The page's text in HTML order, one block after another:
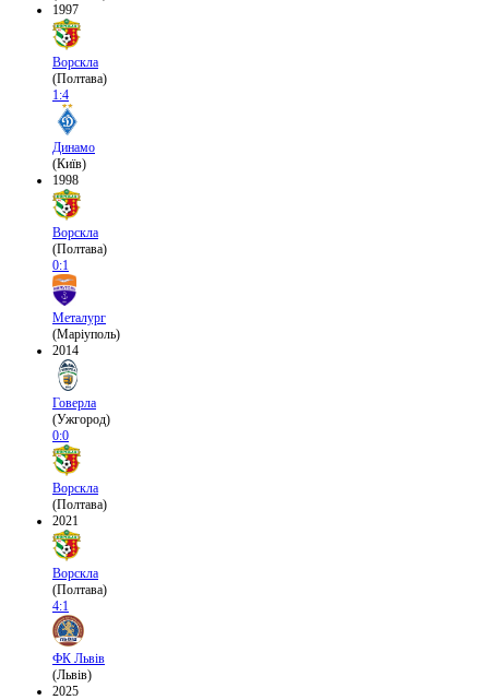
1997
Ворскла
(Полтава)
1:4
Динамо
(Київ)
1998
Ворскла
(Полтава)
0:1
Металург
(Маріуполь)
2014
Говерла
(Ужгород)
0:0
Ворскла
(Полтава)
2021
Ворскла
(Полтава)
4:1
ФК Львів
(Львів)
2025